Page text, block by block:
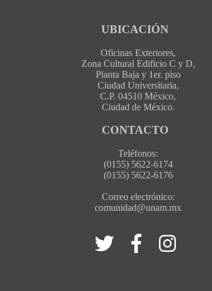
UBICACIÓN
Oficinas Exteriores,
Zona Cultural Edificio C y D,
Planta Baja y 1er. piso
Ciudad Universitaria,
C.P. 04510 México,
Ciudad de México.
CONTACTO
Teléfonos:
(0155) 5622-6174
(0155) 5622-6176
Correo electrónico:
comunidad@unam.mx